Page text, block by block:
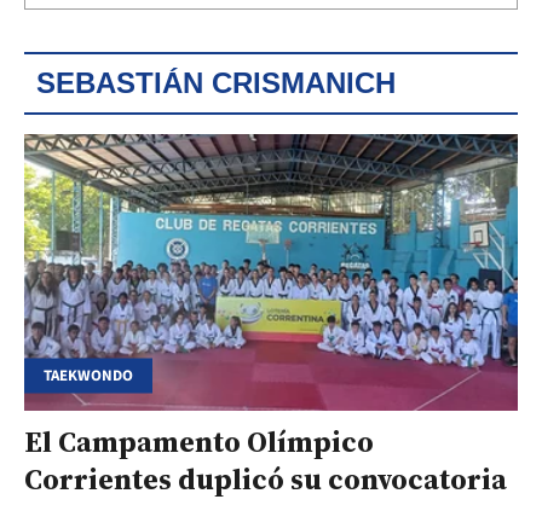
SEBASTIÁN CRISMANICH
TAEKWONDO
El Campamento Olímpico
Corrientes duplicó su convocatoria